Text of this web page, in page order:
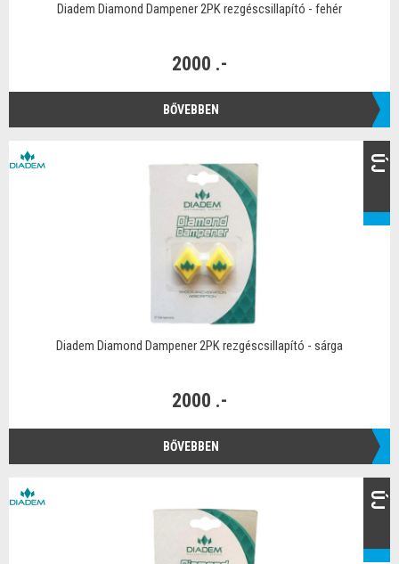
Diadem Diamond Dampener 2PK rezgéscsillapító - fehér
2000 .-
BŐVEBBEN
ÚJ
Diadem Diamond Dampener 2PK rezgéscsillapító - sárga
2000 .-
BŐVEBBEN
ÚJ